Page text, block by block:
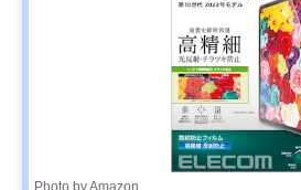
Photo by Amazon